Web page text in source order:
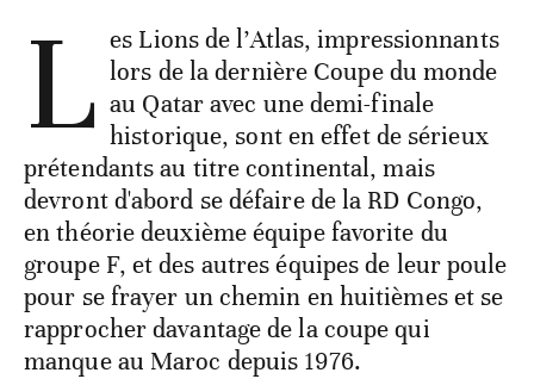
L es Lions de l’Atlas, impressionnants
lors de la dernière Coupe du monde
au Qatar avec une demi-finale
historique, sont en effet de sérieux
prétendants au titre continental, mais
devront d'abord se défaire de la RD Congo,
en théorie deuxième équipe favorite du
groupe F, et des autres équipes de leur poule
pour se frayer un chemin en huitièmes et se
rapprocher davantage de la coupe qui
manque au Maroc depuis 1976.